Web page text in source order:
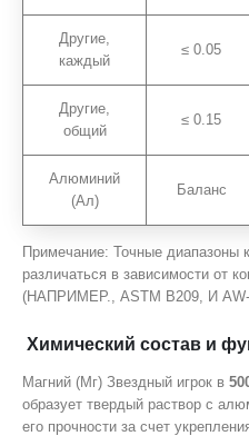
Другие,
каждый
≤ 0.05
Другие,
общий
≤ 0.15
Алюминий
(Ал)
Баланс
Примечание: Точные диапазоны
различаться в зависимости от
(НАПРИМЕР., ASTM B209, И AW-
Химический состав и
Магний (Мг) Звездный игрок в
образует твердый раствор с
его прочности за счет